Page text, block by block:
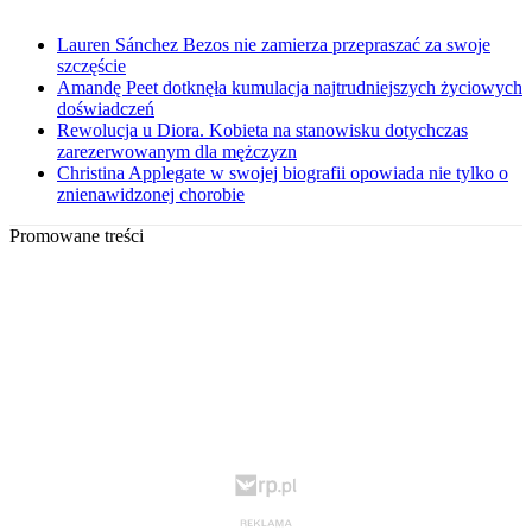
Lauren Sánchez Bezos nie zamierza przepraszać za swoje
szczęście
Amandę Peet dotknęła kumulacja najtrudniejszych życiowych
doświadczeń
Rewolucja u Diora. Kobieta na stanowisku dotychczas
zarezerwowanym dla mężczyzn
Christina Applegate w swojej biografii opowiada nie tylko o
znienawidzonej chorobie
Promowane treści